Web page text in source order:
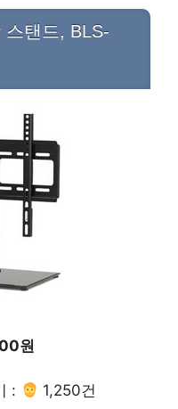
스탠드, BLS-
원
: 1,250건